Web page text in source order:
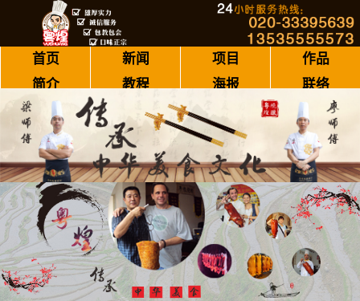
首页 新闻 项目
作品
简介
教程 海报 联络